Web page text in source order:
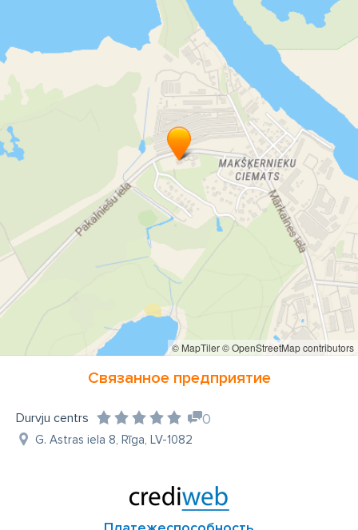
установка дверей
© MapTiler© OpenStreetMap contributors
Связанное предприятие
Durvju centrs 0
G. Astras iela 8, Rīga, LV-1082